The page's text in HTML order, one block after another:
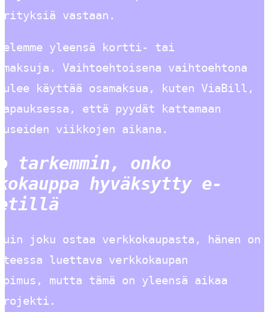
vastaan.
yleensä kortti- tai
Vaihtoehtoisena vaihtoehtona
käyttää osamaksua, kuten ViaBill,
että pyydät kattamaan
useiden viikkojen aikana.
tarkemmin, onko
hyväksytty e-
joku ostaa verkkokaupasta, hänen on
luettava verkkokaupan
mutta tämä on yleensä aikaa